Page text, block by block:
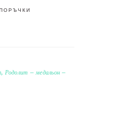
Родолит – медальон –